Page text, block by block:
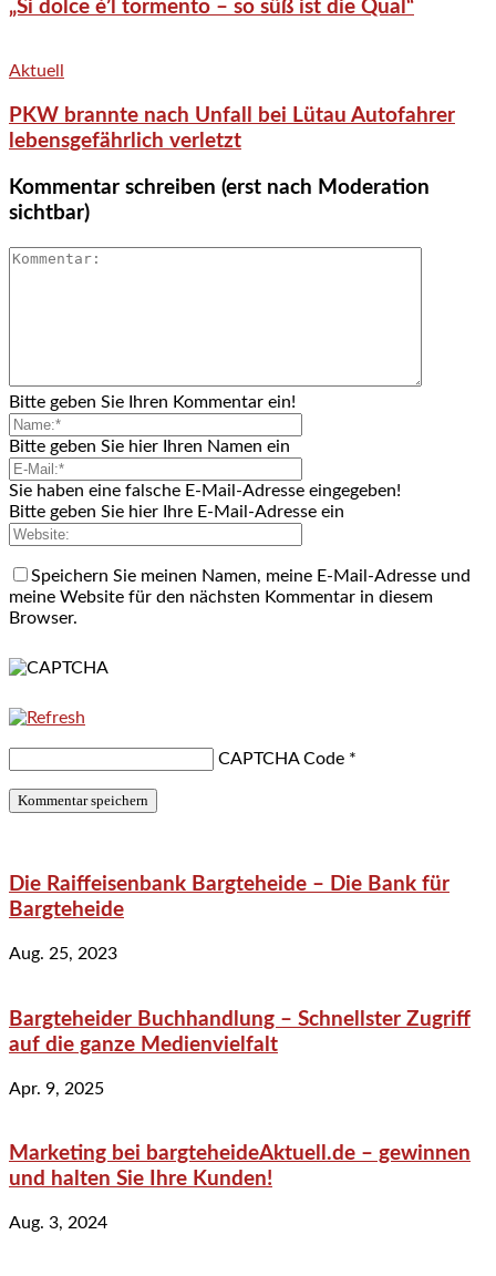
„Si dolce è’l tormento – so süß ist die Qual“
Aktuell
PKW brannte nach Unfall bei Lütau Autofahrer
lebensgefährlich verletzt
Kommentar schreiben (erst nach Moderation
sichtbar)
Bitte geben Sie Ihren Kommentar ein!
Bitte geben Sie hier Ihren Namen ein
Sie haben eine falsche E-Mail-Adresse eingegeben!
Bitte geben Sie hier Ihre E-Mail-Adresse ein
Speichern Sie meinen Namen, meine E-Mail-Adresse und
meine Website für den nächsten Kommentar in diesem
Browser.
CAPTCHA Code *
Die Raiffeisenbank Bargteheide – Die Bank für
Bargteheide
Aug. 25, 2023
Bargteheider Buchhandlung – Schnellster Zugriff
auf die ganze Medienvielfalt
Apr. 9, 2025
Marketing bei bargteheideAktuell.de – gewinnen
und halten Sie Ihre Kunden!
Aug. 3, 2024